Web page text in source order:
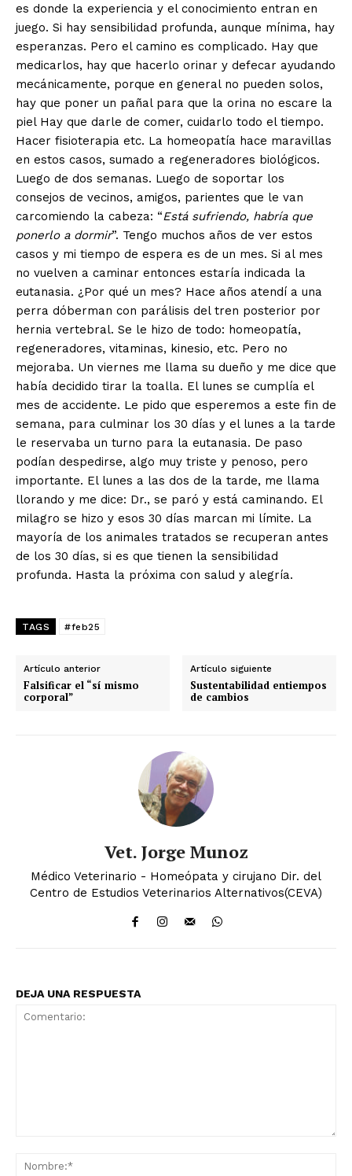
es donde la experiencia y el conocimiento entran en
juego. Si hay sensibilidad profunda, aunque mínima, hay
esperanzas. Pero el camino es complicado. Hay que
medicarlos, hay que hacerlo orinar y defecar ayudando
mecánicamente, porque en general no pueden solos,
hay que poner un pañal para que la orina no escare la
piel Hay que darle de comer, cuidarlo todo el tiempo.
Hacer fisioterapia etc. La homeopatía hace maravillas
en estos casos, sumado a regeneradores biológicos.
Luego de dos semanas. Luego de soportar los
consejos de vecinos, amigos, parientes que le van
carcomiendo la cabeza: “Está sufriendo, habría que
ponerlo a dormir”. Tengo muchos años de ver estos
casos y mi tiempo de espera es de un mes. Si al mes
no vuelven a caminar entonces estaría indicada la
eutanasia. ¿Por qué un mes? Hace años atendí a una
perra dóberman con parálisis del tren posterior por
hernia vertebral. Se le hizo de todo: homeopatía,
regeneradores, vitaminas, kinesio, etc. Pero no
mejoraba. Un viernes me llama su dueño y me dice que
había decidido tirar la toalla. El lunes se cumplía el
mes de accidente. Le pido que esperemos a este fin de
semana, para culminar los 30 días y el lunes a la tarde
le reservaba un turno para la eutanasia. De paso
podían despedirse, algo muy triste y penoso, pero
importante. El lunes a las dos de la tarde, me llama
llorando y me dice: Dr., se paró y está caminando. El
milagro se hizo y esos 30 días marcan mi límite. La
mayoría de los animales tratados se recuperan antes
de los 30 días, si es que tienen la sensibilidad
profunda. Hasta la próxima con salud y alegría.
TAGS #feb25
Artículo anterior
Falsificar el “sí mismo
corporal”
Artículo siguiente
Sustentabilidad entiempos
de cambios
Vet. Jorge Munoz
Médico Veterinario - Homeópata y cirujano Dir. del
Centro de Estudios Veterinarios Alternativos(CEVA)
DEJA UNA RESPUESTA